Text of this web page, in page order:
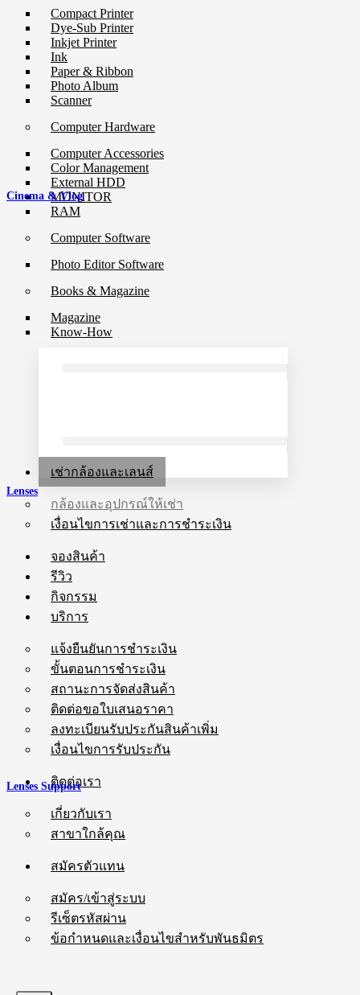
Compact Printer
Dye-Sub Printer
Inkjet Printer
Ink
Paper & Ribbon
Photo Album
Scanner
Computer Hardware
Computer Accessories
Color Management
External HDD
MONITOR
RAM
Computer Software
Photo Editor Software
Books & Magazine
Magazine
Know-How
เช่ากล้องและเลนส์
กล้องและอุปกรณ์ให้เช่า
เงื่อนไขการเช่าและการชำระเงิน
จองสินค้า
รีวิว
กิจกรรม
บริการ
แจ้งยืนยันการชำระเงิน
ขั้นตอนการชำระเงิน
สถานะการจัดส่งสินค้า
ติดต่อขอใบเสนอราคา
ลงทะเบียนรับประกันสินค้าเพิ่ม
เงื่อนไขการรับประกัน
ติดต่อเรา
เกี่ยวกับเรา
สาขาใกล้คุณ
สมัครตัวแทน
สมัคร/เข้าสู่ระบบ
รีเซ็ตรหัสผ่าน
ข้อกำหนดและเงื่อนไขสำหรับพันธมิตร
Cinema & Vlog
Lenses
Lenses Support